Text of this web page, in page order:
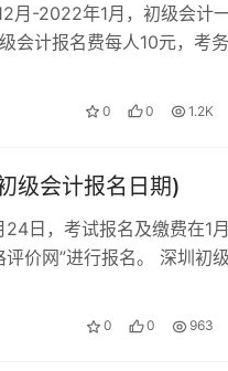
月-2022年1月，初级会计
会计报名费每人10元，考
0 0 1.2K
级会计报名日期)
日，考试报名及缴费在1
价网”进行报名。 深圳初
0 0 963